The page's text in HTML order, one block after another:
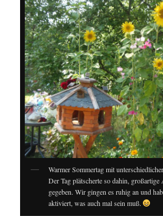
Warmer Sommertag mit
Der Tag plätscherte so dahin,
gegeben. Wir gingen es ruhig an und
aktiviert, was auch mal sein muß.